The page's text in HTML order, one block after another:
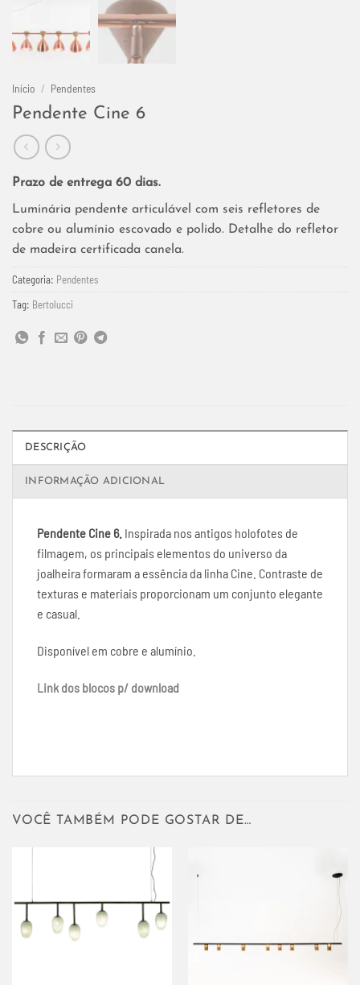
Início / Pendentes
Pendente Cine 6
Prazo de entrega 60 dias.
Luminária pendente articulável com seis refletores de
cobre ou alumínio escovado e polido. Detalhe do refletor
de madeira certificada canela.
Categoria: Pendentes
Tag: Bertolucci
DESCRIÇÃO
INFORMAÇÃO ADICIONAL
Pendente Cine 6. Inspirada nos antigos holofotes de
filmagem, os principais elementos do universo da
joalheira formaram a essência da linha Cine. Contraste de
texturas e materiais proporcionam um conjunto elegante
e casual.
Disponível em cobre e alumínio.
Link dos blocos p/ download
VOCÊ TAMBÉM PODE GOSTAR DE…